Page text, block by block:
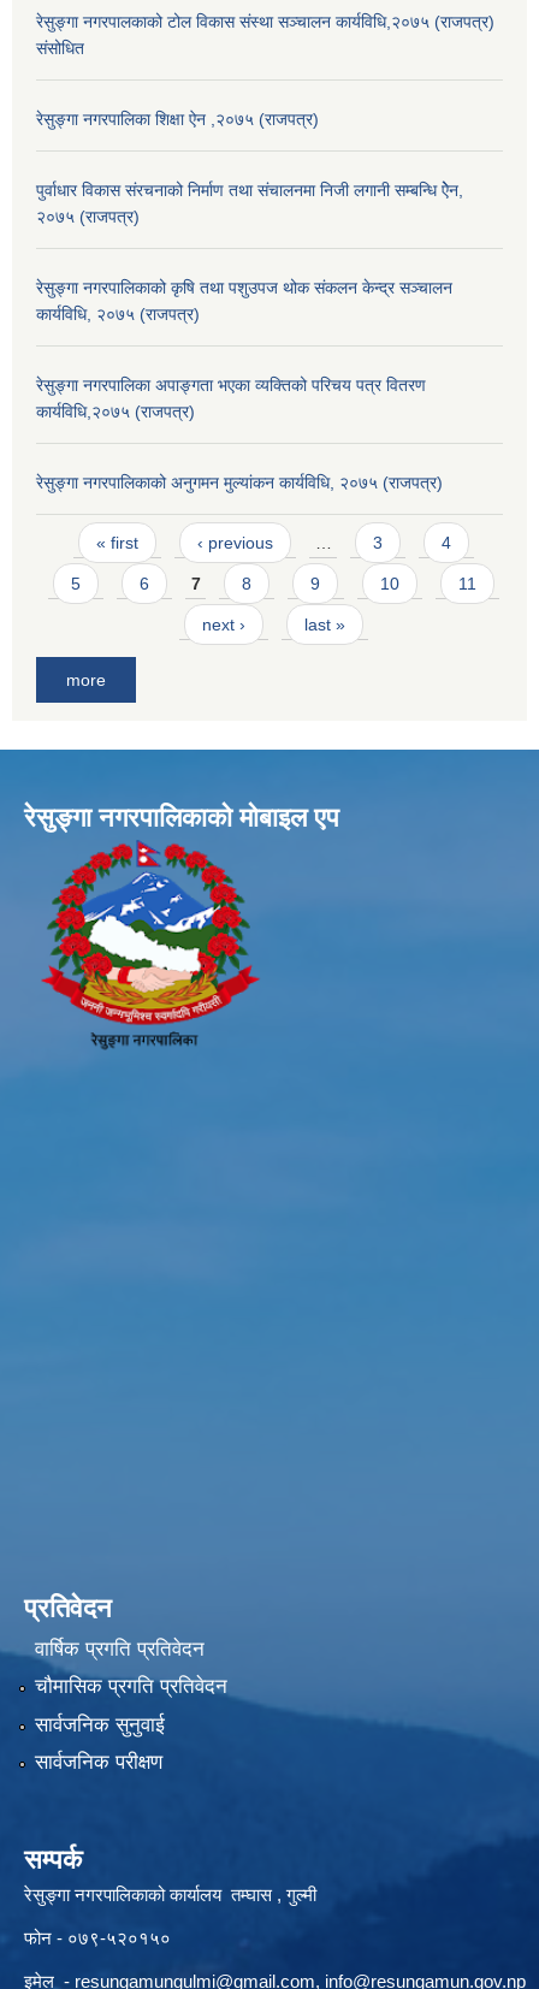
रेसुङ्गा नगरपालकाको टोल विकास संस्था सञ्चालन कार्यविधि,२०७५ (राजपत्र)
संसोधित
रेसुङ्गा नगरपालिका शिक्षा ऐन ,२०७५ (राजपत्र)
पुर्वाधार विकास संरचनाको निर्माण तथा स‌ंचालनमा निजी लगानी सम्बन्धि ऐेन,
२०७५ (राजपत्र)
रेसुङ्गा नगरपालिकाको कृषि तथा पशुउपज थोक संकलन केन्द्र सञ्चालन
कार्यविधि, २०७५ (राजपत्र)
रेसुङ्गा नगरपालिका अपाङ्गता भएका व्यक्तिको परिचय पत्र वितरण
कार्यविधि,२०७५ (राजपत्र)
रेसुङ्गा नगरपालिकाको अनुगमन मुल्यांकन कार्यविधि, २०७५ (राजपत्र)
Pages
« first ‹ previous 3 4
5 6 7 8 9 10 11
next › last »
more
रेसुङ्गा नगरपालिकाकाे माेबाइल एप
प्रतिवेदन
वार्षिक प्रगति प्रतिवेदन
चौमासिक प्रगति प्रतिवेदन
सार्वजनिक सुनुवाई
सार्वजनिक परीक्षण
सम्पर्क
रेसुङ्गा नगरपालिकाको कार्यालय तम्घास , गुल्मी
फोन - ०७९-५२०१५०
इमेल - resungamungulmi@gmail.com, info@resungamun.gov.np